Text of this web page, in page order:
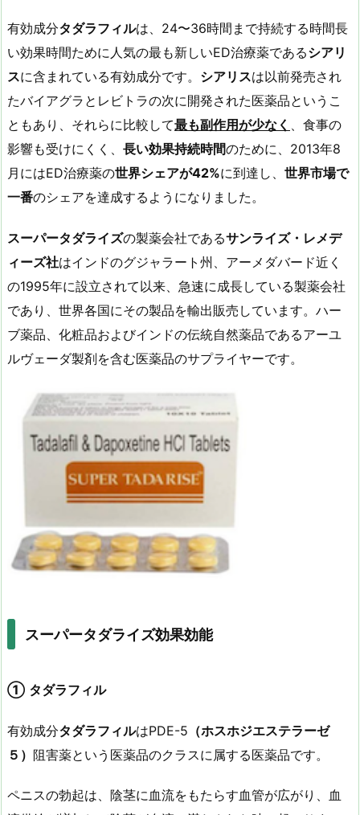
有効成分タダラフィルは、24〜36時間まで持続する時間長
い効果時間ために人気の最も新しいED治療薬であるシアリ
スに含まれている有効成分です。 シアリスは以前発売され
たバイアグラとレビトラの次に開発された医薬品というこ
ともあり、それらに比較して最も副作用が少なく 、食事の
影響も受けにくく、 長い効果持続時間のために、2013年8
月にはED治療薬の世界シェアが42%に到達し、 世界市場で
一番のシェアを達成するようになりました。
スーパータダライズの製薬会社であるサンライズ・レメデ
ィーズ社はインドのグジャラート州、アーメダバード近く
の1995年に設立されて以来、急速に成長している製薬会社
であり、世界各国にその製品を輸出販売しています。ハー
ブ薬品、化粧品およびインドの伝統自然薬品であるアーユ
ルヴェーダ製剤を含む医薬品のサプライヤーです。
スーパータダライズ効果効能
① タダラフィル
有効成分タダラフィルはPDE-5 （ホスホジエステラーゼ
５） 阻害薬という医薬品のクラスに属する医薬品です。
ペニスの勃起は、陰茎に血流をもたらす血管が広がり、血